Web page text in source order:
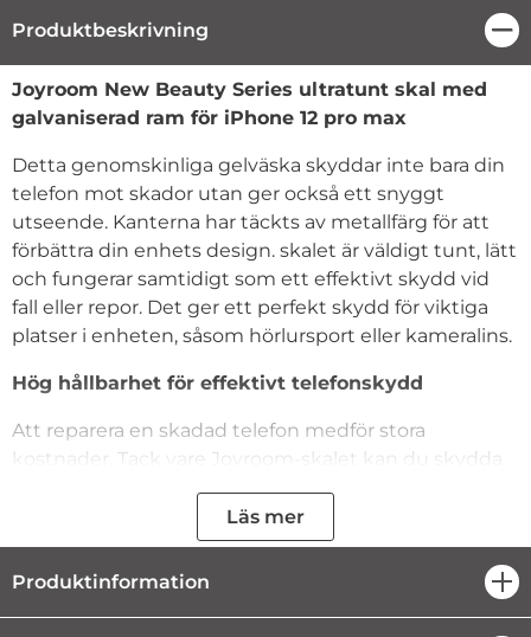
Produktbeskrivning
Produktbeskrivning
Joyroom New Beauty Series ultratunt skal med
galvaniserad ram för iPhone 12 pro max
Detta genomskinliga gelväska skyddar inte bara din
telefon mot skador utan ger också ett snyggt
utseende. Kanterna har täckts av metallfärg för att
förbättra din enhets design. skalet är väldigt tunt, lätt
och fungerar samtidigt som ett effektivt skydd vid
fall eller repor. Det ger ett perfekt skydd för viktiga
platser i enheten, såsom hörlursport eller kameralins.
Hög hållbarhet för effektivt telefonskydd
Att reparera en skadad telefon medför stora
kostnader. Tack vare Joyroom-skalet kan du skydda
händelser. TPU-gel försäkrar en krockkuddeseffekt
för att absorbera stötar. Skalet fäster perfekt på
kanterna på telefonen och ger i själva verket ett
Läs mer
Produktinformation